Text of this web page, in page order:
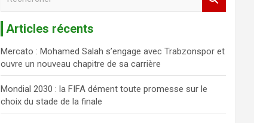
r
c
h
e
r
Articles récents
Mercato : Mohamed Salah s’engage avec Trabzonspor et
ouvre un nouveau chapitre de sa carrière
Mondial 2030 : la FIFA dément toute promesse sur le
choix du stade de la finale